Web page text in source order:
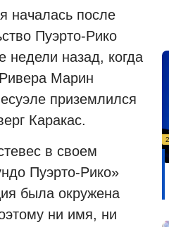
началась после
Пуэрто-Рико
назад, когда
Ривера Марин
приземлился
Каракас.
в своем
Пуэрто-Рико»
была окружена
ни имя, ни